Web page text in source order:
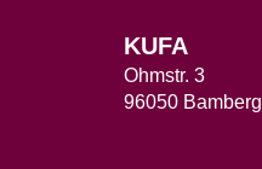
KUFA
Ohmstr. 3
96050 Bamberg